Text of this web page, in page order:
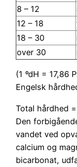
8 – 12
12 – 18
18 – 30
over 30
(1 ºdH = 17,86
Engelsk
Total hårdhed
Den
vandet ved
calcium og
bicarbonat,